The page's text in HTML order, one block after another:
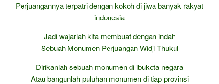
Perjuangannya terpatri dengan kokoh di jiwa banyak rakyat
indonesia
Jadi wajarlah kita membuat dengan indah
Sebuah Monumen Perjuangan Widji Thukul
Dirikanlah sebuah monumen di ibukota negara
Atau bangunlah puluhan monumen di tiap provinsi